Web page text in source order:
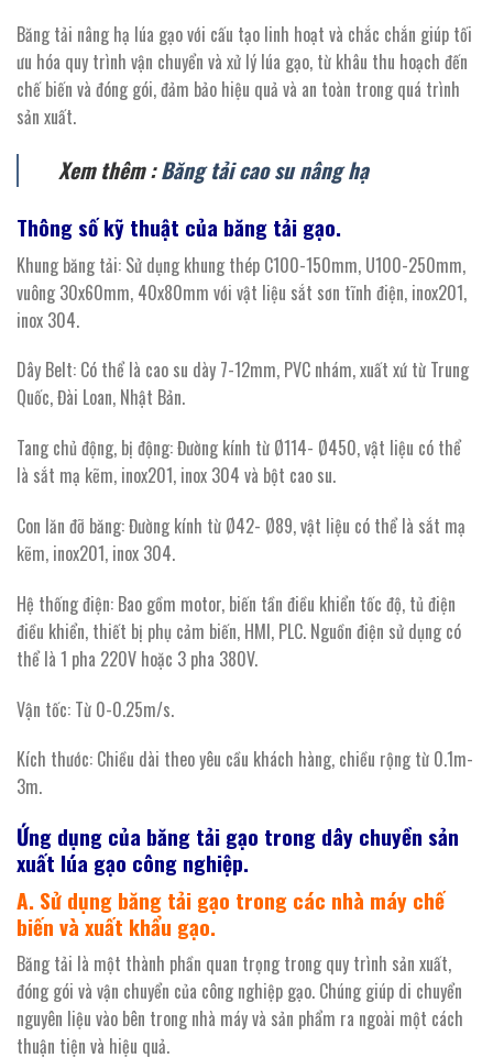
Băng tải nâng hạ lúa gạo với cấu tạo linh hoạt và chắc chắn giúp tối
ưu hóa quy trình vận chuyển và xử lý lúa gạo, từ khâu thu hoạch đến
chế biến và đóng gói, đảm bảo hiệu quả và an toàn trong quá trình
sản xuất.
Xem thêm :Băng tải cao su nâng hạ
Thông số kỹ thuật của băng tải gạo.
Khung băng tải: Sử dụng khung thép C100-150mm, U100-250mm,
vuông 30x60mm, 40x80mm với vật liệu sắt sơn tĩnh điện, inox201,
inox 304.
Dây Belt: Có thể là cao su dày 7-12mm, PVC nhám, xuất xứ từ Trung
Quốc, Đài Loan, Nhật Bản.
Tang chủ động, bị động: Đường kính từ Ø114- Ø450, vật liệu có thể
là sắt mạ kẽm, inox201, inox 304 và bột cao su.
Con lăn đỡ băng: Đường kính từ Ø42- Ø89, vật liệu có thể là sắt mạ
kẽm, inox201, inox 304.
Hệ thống điện: Bao gồm motor, biến tần điều khiển tốc độ, tủ điện
điều khiển, thiết bị phụ cảm biến, HMI, PLC. Nguồn điện sử dụng có
thể là 1 pha 220V hoặc 3 pha 380V.
Vận tốc: Từ 0-0.25m/s.
Kích thước: Chiều dài theo yêu cầu khách hàng, chiều rộng từ 0.1m-
3m.
Ứng dụng của băng tải gạo trong dây chuyền sản
xuất lúa gạo công nghiệp.
A. Sử dụng băng tải gạo trong các nhà máy chế
biến và xuất khẩu gạo.
Băng tải là một thành phần quan trọng trong quy trình sản xuất,
đóng gói và vận chuyển của công nghiệp gạo. Chúng giúp di chuyển
nguyên liệu vào bên trong nhà máy và sản phẩm ra ngoài một cách
thuận tiện và hiệu quả.